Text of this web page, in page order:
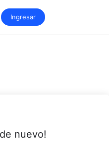
Ingresar
nuevo!